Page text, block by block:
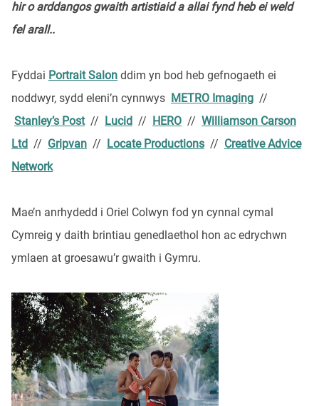
hir o arddangos gwaith artistiaid a allai fynd heb ei weld
fel arall..
Fyddai Portrait Salon ddim yn bod heb gefnogaeth ei
noddwyr, sydd eleni’n cynnwys METRO Imaging //
Stanley’s Post // Lucid // HERO // Williamson Carson
Ltd // Gripvan // Locate Productions // Creative Advice
Network
Mae’n anrhydedd i Oriel Colwyn fod yn cynnal cymal
Cymreig y daith brintiau genedlaethol hon ac edrychwn
ymlaen at groesawu’r gwaith i Gymru.